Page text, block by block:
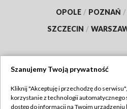
OPOLE / POZNAŃ /
SZCZECIN /
TVP
Szanujemy Twoją prywatność
Kliknij "Akceptuję i przechodzę do
korzystanie z technologii automatycznego
dostęp do informacji na Twoim urządzeniu